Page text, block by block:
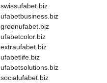
swissufabet.biz
ufabetbusiness.biz
greenufabet.biz
ufabetcolor.biz
extraufabet.biz
ufabetlife.biz
ufabetsolutions.biz
socialufabet.biz